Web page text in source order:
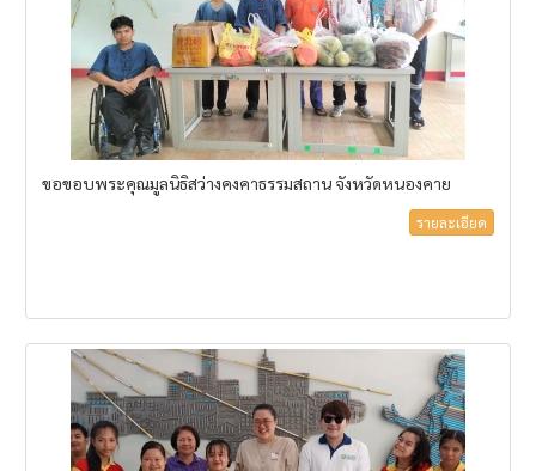
ขอขอบพระคุณมูลนิธิสว่างคงคาธรรมสถาน จังหวัดหนองคาย
รายละเอียด